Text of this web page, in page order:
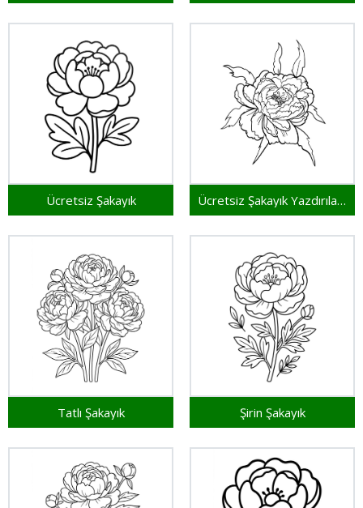
Ücretsiz Şakayık Ücretsiz Şakayık Yazdırılabilir
Tatlı Şakayık Şirin Şakayık